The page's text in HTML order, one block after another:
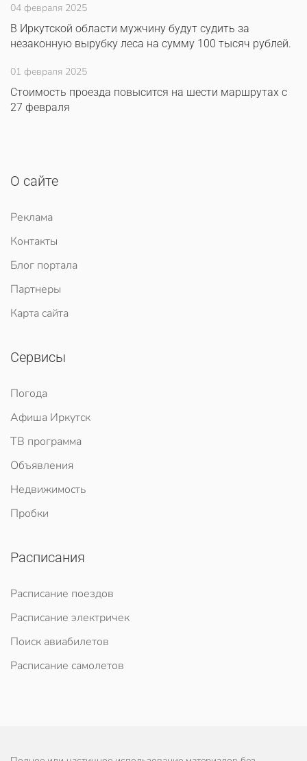
04 февраля 2025
В Иркутской области мужчину будут судить за
незаконную вырубку леса на сумму 100 тысяч рублей.
01 февраля 2025
Стоимость проезда повысится на шести маршрутах с
27 февраля
О сайте
Реклама
Контакты
Блог портала
Партнеры
Карта сайта
Сервисы
Погода
Афиша Иркутск
ТВ программа
Объявления
Недвижимость
Пробки
Расписания
Расписание поездов
Расписание электричек
Поиск авиабилетов
Расписание самолетов